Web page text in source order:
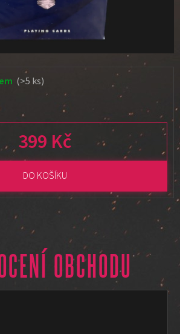
399 Kč
Měrná cena:
DO KOŠÍKU
(>5 ks)
OBCHODU